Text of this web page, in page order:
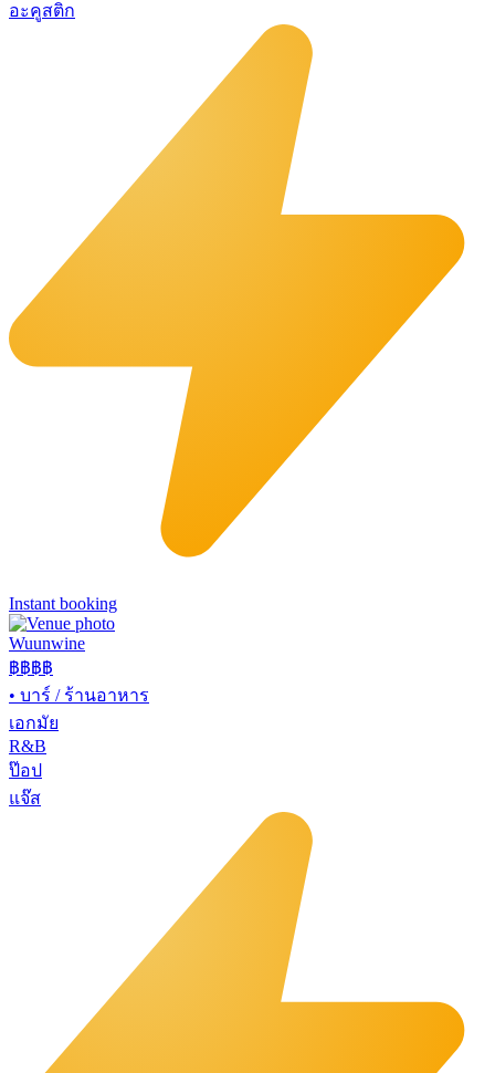
อะคูสติก
Instant booking
Wuunwine
฿฿฿฿
• บาร์ / ร้านอาหาร
เอกมัย
R&B
ป๊อป
แจ๊ส